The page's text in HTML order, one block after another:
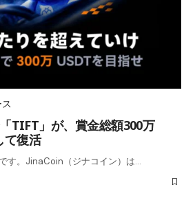
TIFT」が、賞金総額300万
て復活
す。JinaCoin（ジナコイン）は…